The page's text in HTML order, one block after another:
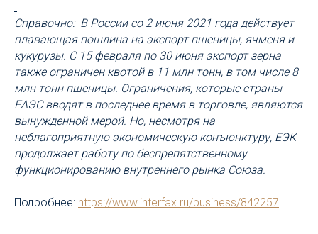
Справочно: В России со 2 июня 2021 года действует
плавающая пошлина на экспорт пшеницы, ячменя и
кукурузы. С 15 февраля по 30 июня экспорт зерна
также ограничен квотой в 11 млн тонн, в том числе 8
млн тонн пшеницы. Ограничения, которые страны
ЕАЭС вводят в последнее время в торговле, являются
вынужденной мерой. Но, несмотря на
неблагоприятную экономическую конъюнктуру, ЕЭК
продолжает работу по беспрепятственному
функционированию внутреннего рынка Союза.
Подробнее: https://www.interfax.ru/business/842257